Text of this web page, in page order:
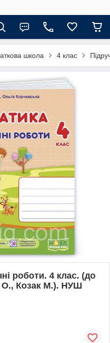
школа 4 клас
роботи. 4 клас. (до
О., Козак М.). НУШ